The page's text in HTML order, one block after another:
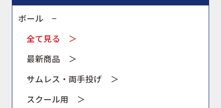
ボール −
全て見る ＞
最新商品 ＞
サムレス・両手投げ ＞
スクール用 ＞